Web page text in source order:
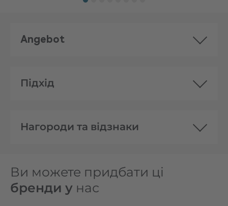
Angebot
Підхід
Нагороди та відзнаки
Ви можете придбати ці
бренди у нас